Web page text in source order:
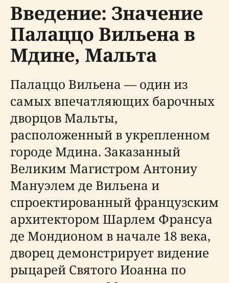
Введение: Значение
Палаццо Вильена в
Мдине, Мальта
Палаццо Вильена — один из
самых впечатляющих барочных
дворцов Мальты,
расположенный в укрепленном
городе Мдина. Заказанный
Великим Магистром Антониу
Мануэлем де Вильена и
спроектированный французским
архитектором Шарлем Франсуа
де Мондионом в начале 18 века,
дворец демонстрирует видение
рыцарей Святого Иоанна по